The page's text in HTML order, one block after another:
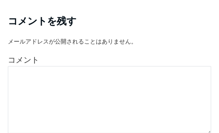
コメントを残す
メールアドレスが公開されることはありません。
コメント